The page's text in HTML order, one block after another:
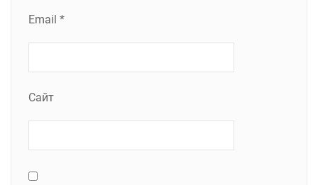
Email *
Сайт